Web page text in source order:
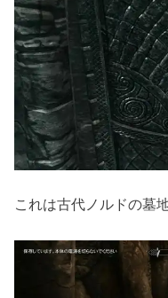
これは古代ノルドの墓